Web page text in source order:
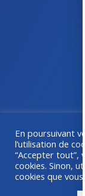
Une
En poursuivant
l’utilisation de
“Accepter tout”,
cookies. Sinon,
cookies que vous